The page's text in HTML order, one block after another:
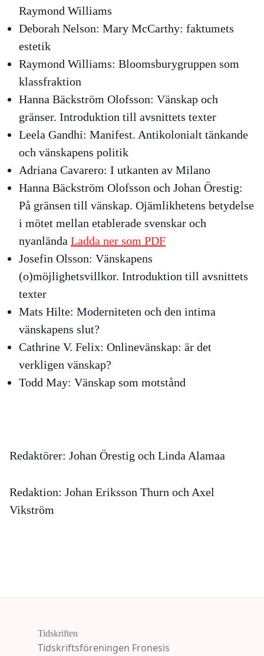
Raymond Williams
Deborah Nelson: Mary McCarthy: faktumets
estetik
Raymond Williams: Bloomsburygruppen som
klassfraktion
Hanna Bäckström Olofsson: Vänskap och
gränser. Introduktion till avsnittets texter
Leela Gandhi: Manifest. Antikolonialt tänkande
och vänskapens politik
Adriana Cavarero: I utkanten av Milano
Hanna Bäckström Olofsson och Johan Örestig:
På gränsen till vänskap. Ojämlikhetens betydelse
i mötet mellan etablerade svenskar och
nyanlända Ladda ner som PDF
Josefin Olsson: Vänskapens
(o)möjlighetsvillkor. Introduktion till avsnittets
texter
Mats Hilte: Moderniteten och den intima
vänskapens slut?
Cathrine V. Felix: Onlinevänskap: är det
verkligen vänskap?
Todd May: Vänskap som motstånd
Redaktörer: Johan Örestig och Linda Alamaa
Redaktion: Johan Eriksson Thurn och Axel
Vikström
Tidskriften
Tidskriftsföreningen Fronesis